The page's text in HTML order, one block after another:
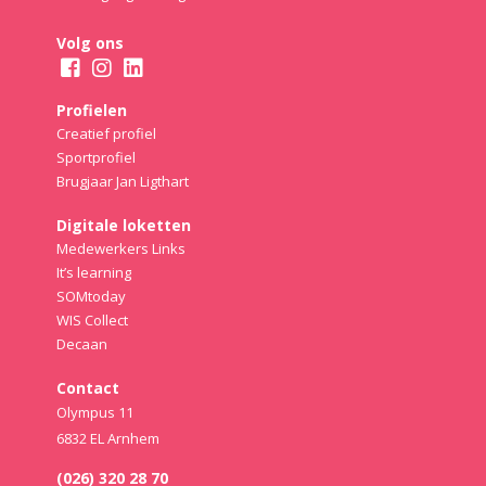
Volg ons
Profielen
Creatief profiel
Sportprofiel
Brugjaar Jan Ligthart
Digitale loketten
Medewerkers Links
It’s learning
SOMtoday
WIS Collect
Decaan
Contact
Olympus 11
6832 EL Arnhem
(026) 320 28 70